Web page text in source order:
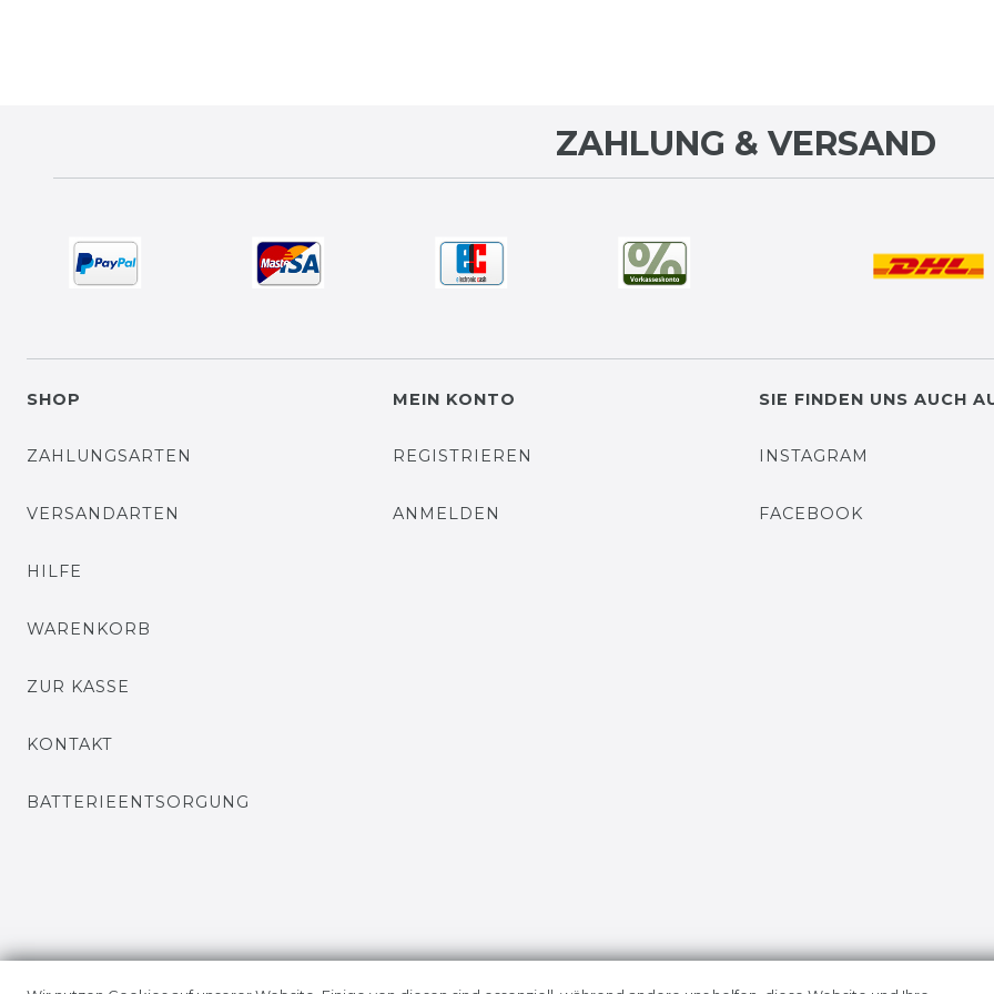
ZAHLUNG & VERSAND
SHOP
ZAHLUNGSARTEN
VERSANDARTEN
HILFE
WARENKORB
ZUR KASSE
KONTAKT
BATTERIEENTSORGUNG
MEIN KONTO
REGISTRIEREN
ANMELDEN
SIE FINDEN UNS AUCH
INSTAGRAM
FACEBOOK